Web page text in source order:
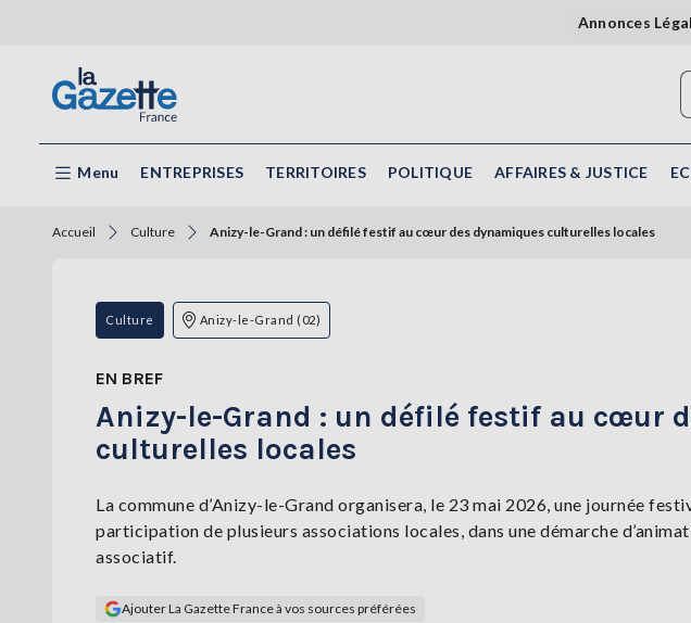
Annonces
Menu ENTREPRISES TERRITOIRES POLITIQUE AFFAIRES & JUSTICE
Accueil Culture Anizy-le-Grand : un défilé festif au cœur des dynamiques culturelles locales
Culture Anizy-le-Grand (02)
EN BREF
Anizy-le-Grand : un défilé festif au cœur
culturelles locales
La commune d’Anizy-le-Grand organisera, le 23 mai 2026, une journée
participation de plusieurs associations locales, dans une démarche
associatif.
Ajouter La Gazette France à vos sources préférées